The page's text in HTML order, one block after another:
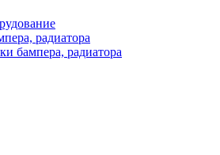
радиатора
бампера, радиатора